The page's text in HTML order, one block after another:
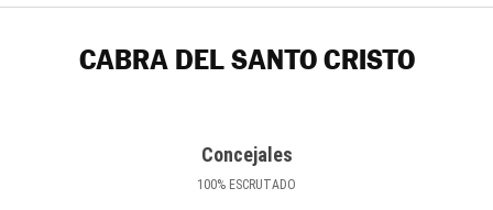
CABRA DEL SANTO CRISTO
Concejales
100% ESCRUTADO